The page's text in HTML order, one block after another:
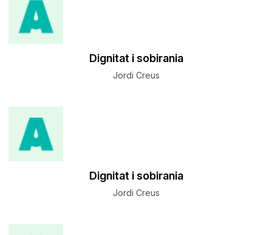
Dignitat i sobirania
Jordi Creus
Dignitat i sobirania
Jordi Creus